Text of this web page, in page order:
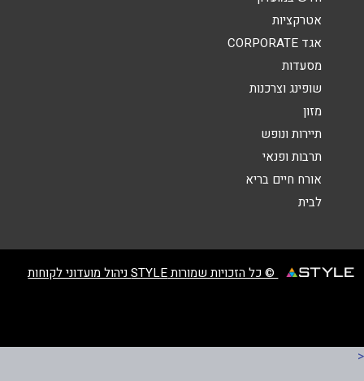
אטרקציות
אגד CORPORATE
מסעדות
שופינג וצרכנות
מזון
תיירות ונופש
תרבות ופנאי
אורח חיים בריא
לבית
© כל הזכויות שמורות STYLE ניהול מועדוני לקוחות
<